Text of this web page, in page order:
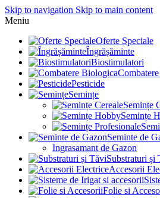
Skip to navigation Skip to main content
Meniu
Oferte Speciale
Îngrășăminte
Biostimulatori
Pesticide
Semințe
Semințe
Semințe
Seminte de
Ingrasamant de Gazon
Substraturi și
Accesorii
Folie si